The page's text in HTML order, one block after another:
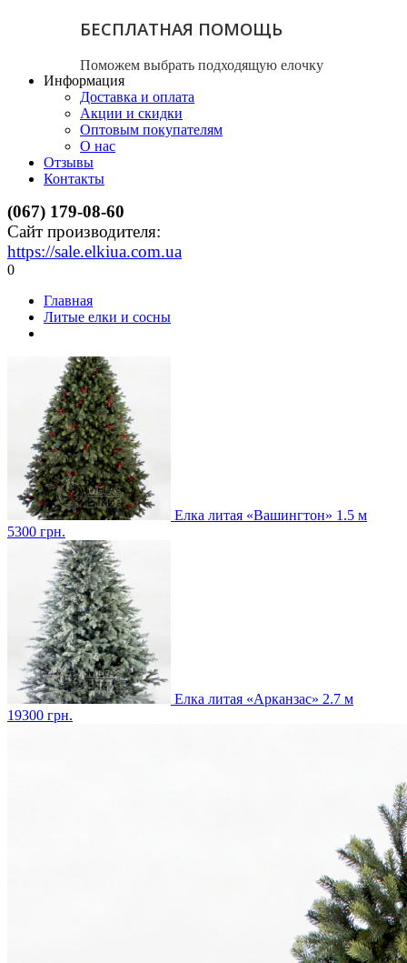
БЕСПЛАТНАЯ ПОМОЩЬ
Поможем выбрать подходящую елочку
Информация
Доставка и оплата
Акции и скидки
Оптовым покупателям
О нас
Отзывы
Контакты
(067) 179-08-60
Сайт производителя:
https://sale.elkiua.com.ua
0
Главная
Литые елки и сосны
Елка литая «Вашингтон» 1.5 м
5300 грн.
Елка литая «Арканзас» 2.7 м
19300 грн.